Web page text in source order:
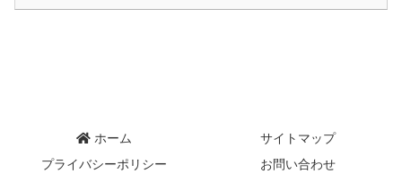
ホーム
サイトマップ
プライバシーポリシー
お問い合わせ